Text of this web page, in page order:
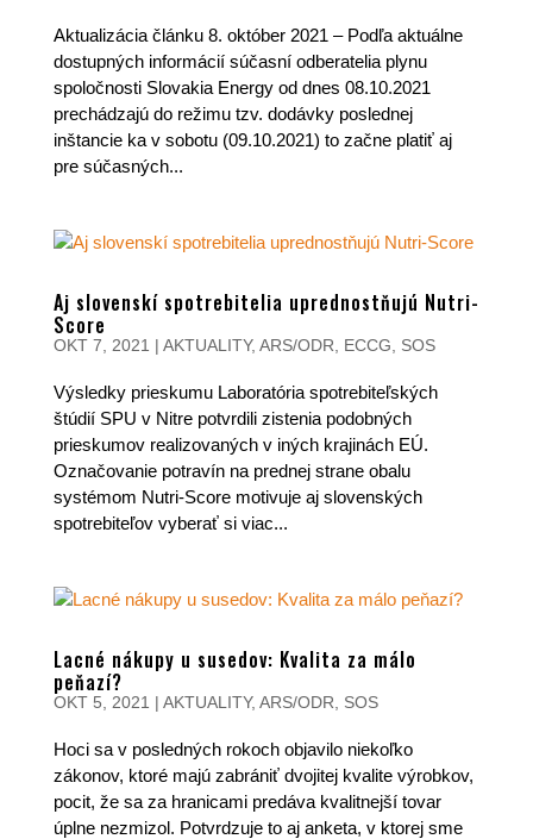
Aktualizácia článku 8. október 2021 – Podľa aktuálne
dostupných informácií súčasní odberatelia plynu
spoločnosti Slovakia Energy od dnes 08.10.2021
prechádzajú do režimu tzv. dodávky poslednej
inštancie ka v sobotu (09.10.2021) to začne platiť aj
pre súčasných...
Aj slovenskí spotrebitelia uprednostňujú Nutri-
Score
OKT 7, 2021 | AKTUALITY, ARS/ODR ECCG SOS
Výsledky prieskumu Laboratória spotrebiteľských
štúdií SPU v Nitre potvrdili zistenia podobných
prieskumov realizovaných v iných krajinách EÚ.
Označovanie potravín na prednej strane obalu
systémom Nutri-Score motivuje aj slovenských
spotrebiteľov vyberať si viac...
Lacné nákupy u susedov: Kvalita za málo
peňazí?
OKT 5, 2021 | AKTUALITY, ARS/ODR SOS
Hoci sa v posledných rokoch objavilo niekoľko
zákonov, ktoré majú zabrániť dvojitej kvalite výrobkov,
pocit, že sa za hranicami predáva kvalitnejší tovar
úplne nezmizol. Potvrdzuje to aj anketa, v ktorej sme